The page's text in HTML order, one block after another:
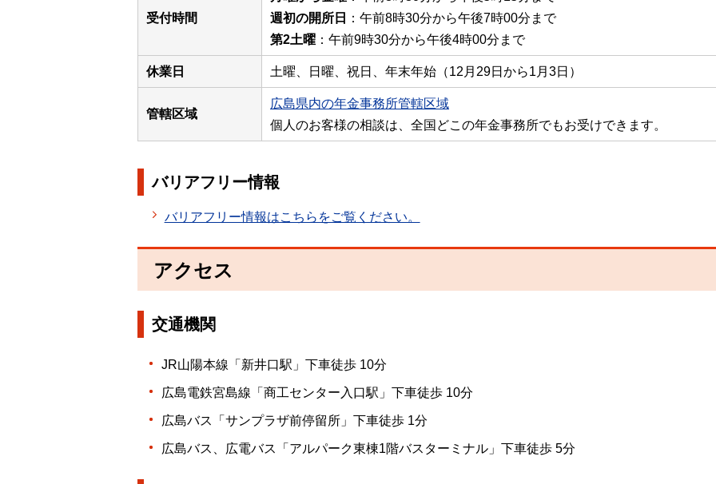
受付時間
週初の開所日
：午前8時30分から午後7時00分まで
第2土曜 ：午前9時30分から午後4時00分まで
休業日 土曜、日曜、祝日、年末年始（12月29日から1月3日）
管轄区域
広島県内の年金事務所管轄区域
個人のお客様の相談は、全国どこの年金事務所でもお受けできます。
バリアフリー情報
バリアフリー情報はこちらをご覧ください。
アクセス
交通機関
JR山陽本線「新井口駅」下車徒歩 10分
広島電鉄宮島線「商工センター入口駅」下車徒歩 10分
広島バス「サンプラザ前停留所」下車徒歩 1分
広島バス、広電バス「アルパーク東棟1階バスターミナル」下車徒歩 5分